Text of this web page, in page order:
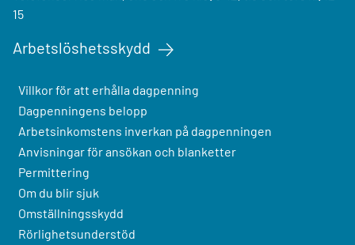
15
Arbetslöshetsskydd
Villkor för att erhålla dagpenning
Dagpenningens belopp
Arbetsinkomstens inverkan på dagpenningen
Anvisningar för ansökan och blanketter
Permittering
Om du blir sjuk
Omställningsskydd
Rörlighetsunderstöd